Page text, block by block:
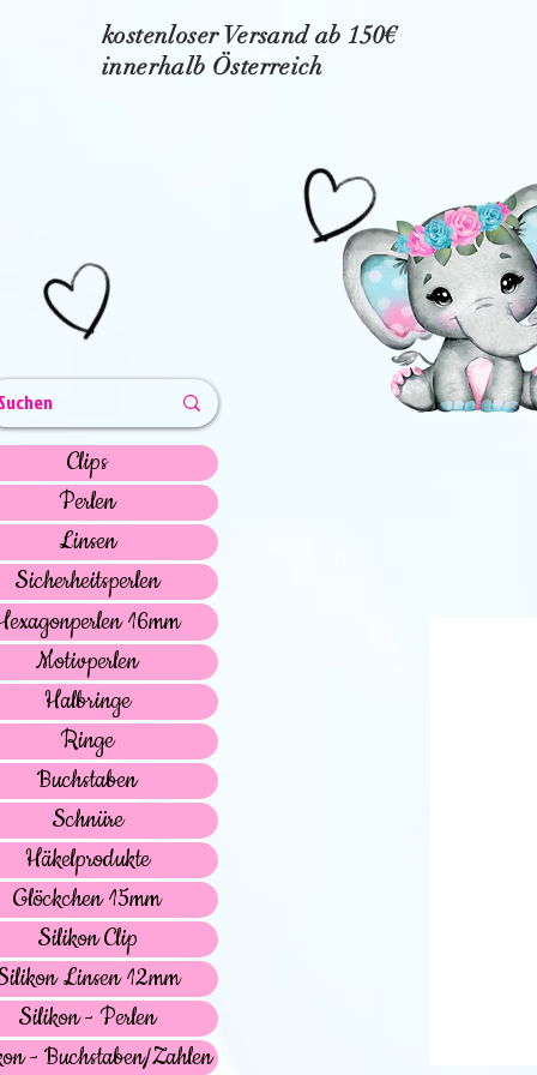
kostenloser Versand ab 150€
innerhalb Österreich
Clips
Perlen
Linsen
Sicherheitsperlen
16mm
Motivperlen
Halbringe
Ringe
Buchstaben
Schnüre
Häkelprodukte
Glöckchen 15mm
Silikon Clip
Linsen 12mm
Silikon - Perlen
- Buchstaben/Zahlen